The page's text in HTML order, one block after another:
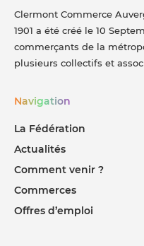
Clermont Commerce
1901 a été créé le 10
commerçants de la
plusieurs collectifs et
Navigation
La Fédération
Actualités
Comment venir ?
Commerces
Offres d’emploi